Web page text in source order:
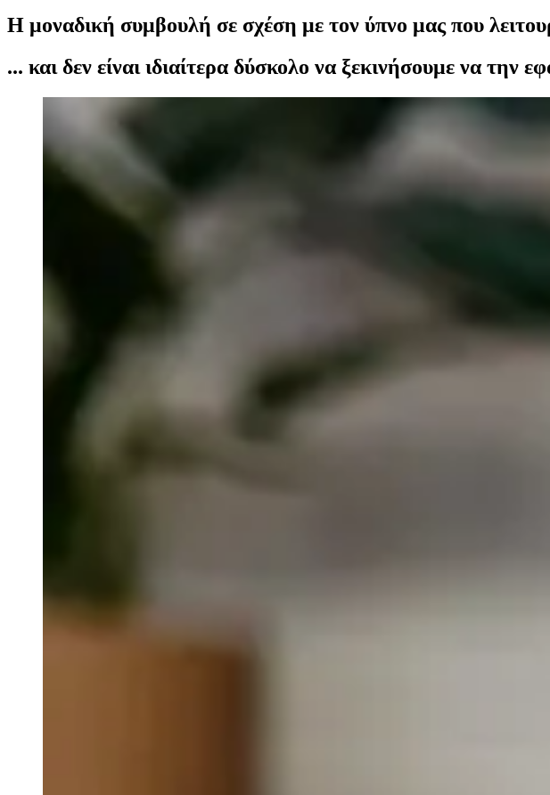
Η μοναδική συμβουλή σε σχέση με τον ύπνο μας που
... και δεν είναι ιδιαίτερα δύσκολο να ξεκινήσουμε να την